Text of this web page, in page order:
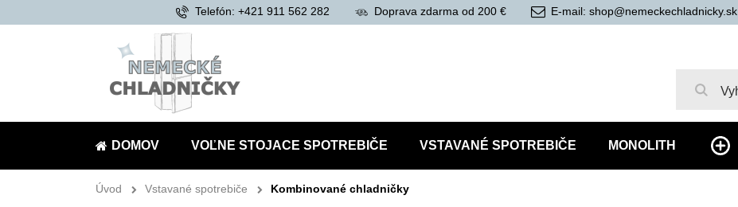
DOMOV VOĽNE STOJACE SPOTREBIČE VSTAVANÉ SPOTREBIČE MONOLITH
Telefón: +421 911 562 282 Doprava zdarma od 200 € E-mail: shop@nemeckechladnicky.sk
Úvod Vstavané spotrebiče Kombinované chladničky